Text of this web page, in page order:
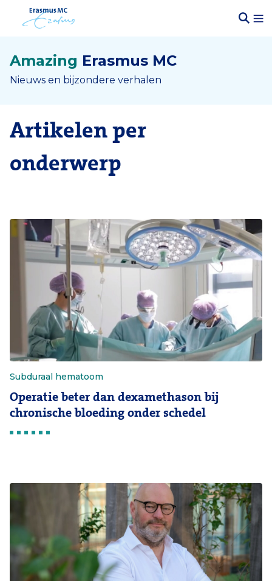
Amazing Erasmus MC
Nieuws en bijzondere verhalen
Artikelen per
onderwerp
Subduraal hematoom
Operatie beter dan dexamethason bij
chronische bloeding onder schedel